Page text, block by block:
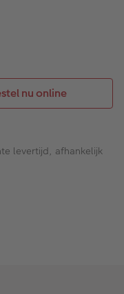
levertijd, afhankelijk